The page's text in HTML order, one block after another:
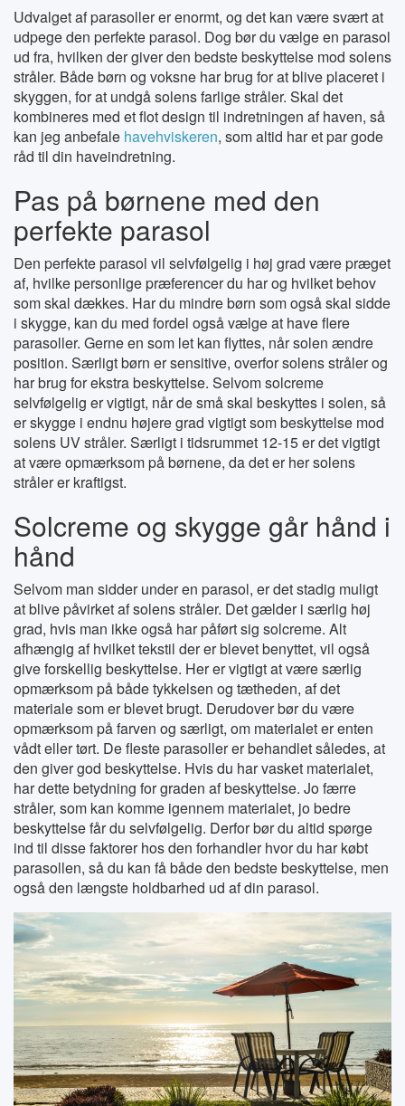
Udvalget af parasoller er enormt, og det kan være svært at
udpege den perfekte parasol. Dog bør du vælge en parasol
ud fra, hvilken der giver den bedste beskyttelse mod solens
stråler. Både børn og voksne har brug for at blive placeret i
skyggen, for at undgå solens farlige stråler. Skal det
kombineres med et flot design til indretningen af haven, så
kan jeg anbefale havehviskeren, som altid har et par gode
råd til din haveindretning.
Pas på børnene med den
perfekte parasol
Den perfekte parasol vil selvfølgelig i høj grad være præget
af, hvilke personlige præferencer du har og hvilket behov
som skal dækkes. Har du mindre børn som også skal sidde
i skygge, kan du med fordel også vælge at have flere
parasoller. Gerne en som let kan flyttes, når solen ændre
position. Særligt børn er sensitive, overfor solens stråler og
har brug for ekstra beskyttelse. Selvom solcreme
selvfølgelig er vigtigt, når de små skal beskyttes i solen, så
er skygge i endnu højere grad vigtigt som beskyttelse mod
solens UV stråler. Særligt i tidsrummet 12-15 er det vigtigt
at være opmærksom på børnene, da det er her solens
stråler er kraftigst.
Solcreme og skygge går hånd i
hånd
Selvom man sidder under en parasol, er det stadig muligt
at blive påvirket af solens stråler. Det gælder i særlig høj
grad, hvis man ikke også har påført sig solcreme. Alt
afhængig af hvilket tekstil der er blevet benyttet, vil også
give forskellig beskyttelse. Her er vigtigt at være særlig
opmærksom på både tykkelsen og tætheden, af det
materiale som er blevet brugt. Derudover bør du være
opmærksom på farven og særligt, om materialet er enten
vådt eller tørt. De fleste parasoller er behandlet således, at
den giver god beskyttelse. Hvis du har vasket materialet,
har dette betydning for graden af beskyttelse. Jo færre
stråler, som kan komme igennem materialet, jo bedre
beskyttelse får du selvfølgelig. Derfor bør du altid spørge
ind til disse faktorer hos den forhandler hvor du har købt
parasollen, så du kan få både den bedste beskyttelse, men
også den længste holdbarhed ud af din parasol.